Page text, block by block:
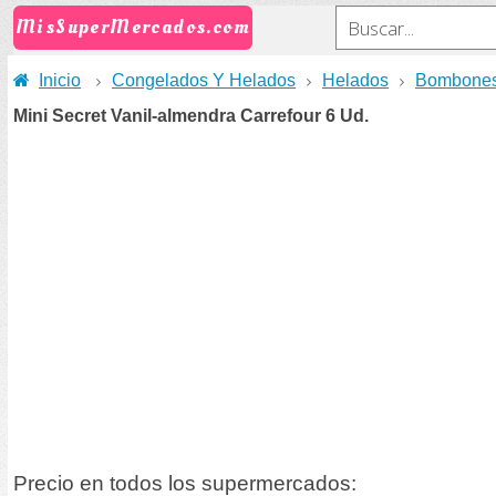
MisSuperMercados.com
Inicio Congelados Y Helados Helados
Mini Secret Vanil-almendra Carrefour 6 Ud.
Precio en todos los supermercados: